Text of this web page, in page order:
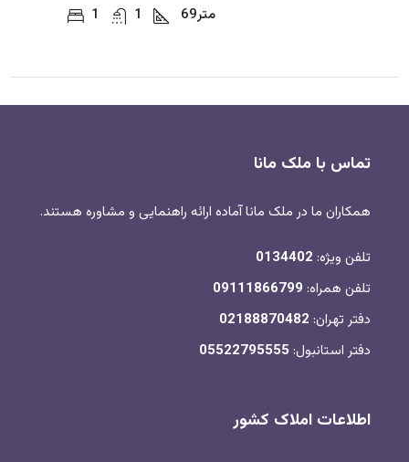
1
1 69متر
تماس با ملک مانا
همکاران ما در ملک مانا آماده ارائه راهنمایی و مشاوره هستند.
تلفن ویژه: 0134402
تلفن همراه: 09111866799
دفتر تهران: 02188870482
دفتر استانبول: 05522795555
اطلاعات املاک کشور